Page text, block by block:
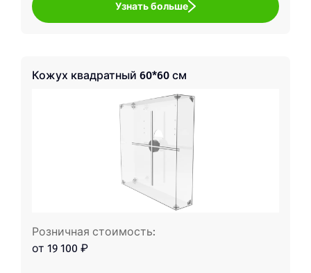
Узнать больше
Кожух квадратный 60*60 см
Розничная стоимость:
от 19 100 ₽